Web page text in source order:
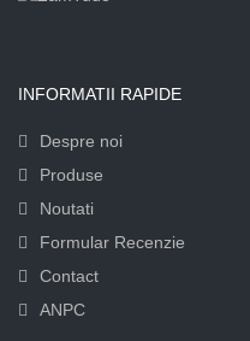
INFORMATII RAPIDE
Despre noi
Produse
Noutati
Formular Recenzie
Contact
ANPC